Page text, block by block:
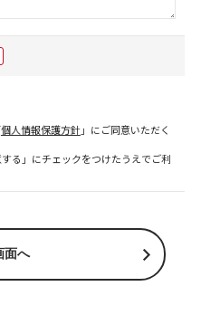
個人情報保護方針」にご同意いただく
る」にチェックをつけたうえでご利